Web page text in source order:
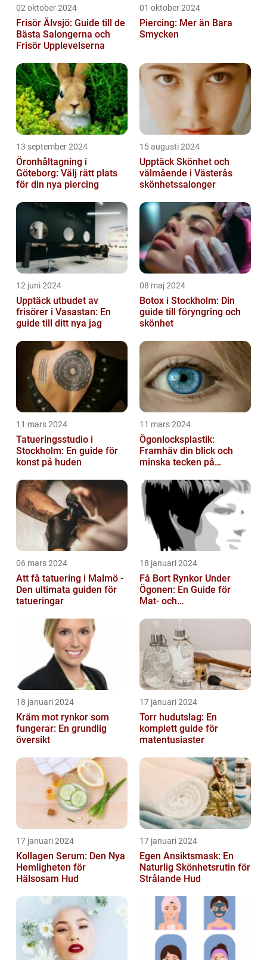
02 oktober 2024
Frisör Älvsjö: Guide till de
Bästa Salongerna och
Frisör Upplevelserna
01 oktober 2024
Piercing: Mer än Bara
Smycken
13 september 2024
Öronhåltagning i
Göteborg: Välj rätt plats
för din nya piercing
15 augusti 2024
Upptäck Skönhet och
välmående i Västerås
skönhetssalonger
12 juni 2024
Upptäck utbudet av
frisörer i Vasastan: En
guide till ditt nya jag
08 maj 2024
Botox i Stockholm: Din
guide till föryngring och
skönhet
11 mars 2024
Tatueringsstudio i
Stockholm: En guide för
konst på huden
11 mars 2024
Ögonlocksplastik:
Framhäv din blick och
minska tecken på
06 mars 2024
Att få tatuering i Malmö -
Den ultimata guiden för
tatueringar
18 januari 2024
Få Bort Rynkor Under
Ögonen: En Guide för
Mat- och
18 januari 2024
Kräm mot rynkor som
fungerar: En grundlig
översikt
17 januari 2024
Torr hudutslag: En
komplett guide för
matentusiaster
17 januari 2024
Kollagen Serum: Den Nya
Hemligheten för
Hälsosam Hud
17 januari 2024
Egen Ansiktsmask: En
Naturlig Skönhetsrutin för
Strålande Hud